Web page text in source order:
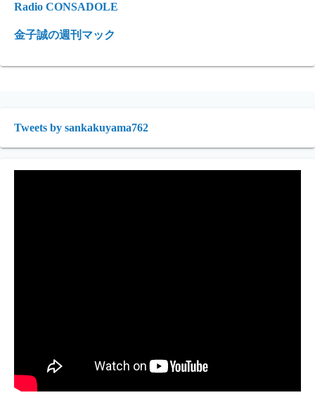
Radio CONSADOLE
金子誠の週刊マック
Tweets by sankakuyama762